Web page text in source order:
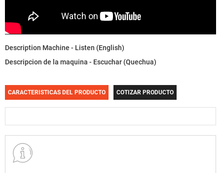
Description Machine - Listen (English)
Descripcion de la maquina - Escuchar (Quechua)
CARACTERISTICAS DEL PRODUCTO COTIZAR PRODUCTO